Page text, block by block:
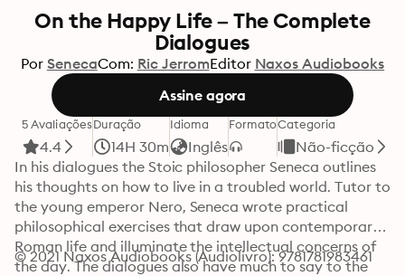
On the Happy Life – The Complete
Dialogues
Por SenecaCom: Ric JerromEditor Naxos Audiobooks
Assine agora
5 Avaliações
4.4
Duração
14H 30m
Idioma
Inglês
FormatoCategoria
Não-ficção
In his dialogues the Stoic philosopher Seneca outlines
his thoughts on how to live in a troubled world. Tutor to
the young emperor Nero, Seneca wrote practical
philosophical exercises that draw upon contemporary
Roman life and illuminate the intellectual concerns of
the day. The dialogues also have much to say to the
© 2021 Naxos Audiobooks (Audiolivro): 9781781983461